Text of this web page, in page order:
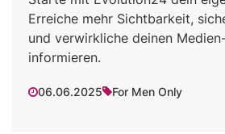
Erreiche mehr Sichtbarkeit,
und verwirkliche deinen
informieren.
06.06.2025 For Men Only